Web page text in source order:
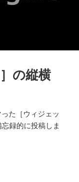
の縦横
た［ウィジェッ
録的に投稿しま
横を固定する方法